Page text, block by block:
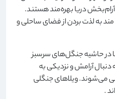
و آرام‌بخش دریا بهره‌مند هستند.
به لذت بردن از فضای ساحلی و
در حاشیه جنگل‌های سرسبز
دنبال آرامش و نزدیکی به
می‌شوند. ویلاهای جنگلی
.